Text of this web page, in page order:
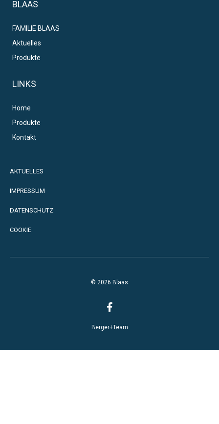
BLAAS
FAMILIE BLAAS
Aktuelles
Produkte
LINKS
Home
Produkte
Kontakt
AKTUELLES
IMPRESSUM
DATENSCHUTZ
COOKIE
© 2026 Blaas
Berger+Team